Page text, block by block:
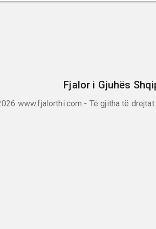
Fjalor i Gjuhës
www.fjalorthi.com - Të gjitha të